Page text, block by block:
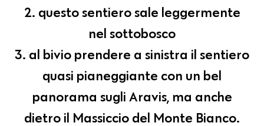
2. questo sentiero sale leggermente
nel sottobosco
3. al bivio prendere a sinistra il sentiero
quasi pianeggiante con un bel
panorama sugli Aravis, ma anche
dietro il Massiccio del Monte Bianco.